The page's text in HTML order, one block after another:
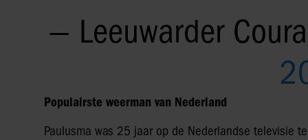
— Leeuwarder
Populairste weerman van Nederland
Paulusma was 25 jaar op de Nederlandse televisie